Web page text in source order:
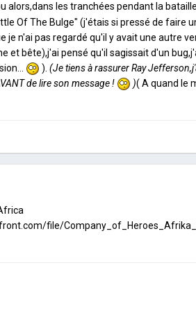
alors,dans les tranchées pendant la
Of The Bulge" (j'étais si pressé de faire
je n'ai pas regardé qu'il y avait une autre
et bête),j'ai pensé qu'il sagissait d'un
).(Je tiens à rassurer Ray
de lire son message ! )( A quand le
file/